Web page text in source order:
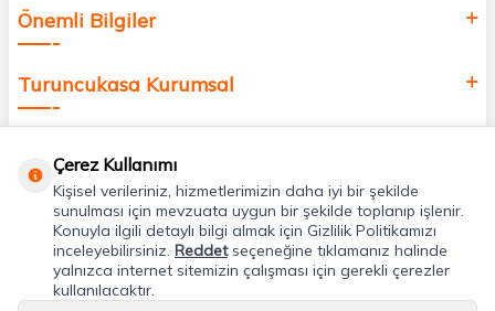
Önemli Bilgiler
Turuncukasa Kurumsal
Uygulamalarımız
Adres & İletişim
Çerez Kullanımı
Kişisel verileriniz, hizmetlerimizin daha iyi bir şekilde
sunulması için mevzuata uygun bir şekilde toplanıp işlenir.
Konuyla ilgili detaylı bilgi almak için Gizlilik Politikamızı
inceleyebilirsiniz. Reddetseçeneğine tıklamanız halinde
yalnızca internet sitemizin çalışması için gerekli çerezler
kullanılacaktır.